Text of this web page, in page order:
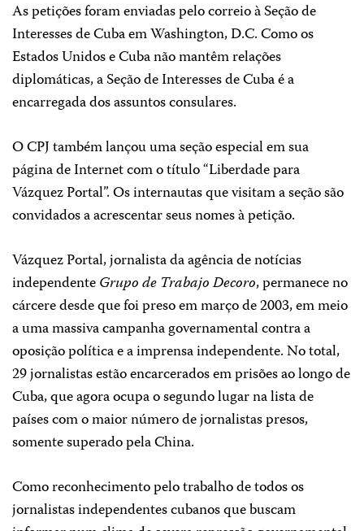
As petições foram enviadas pelo correio à Seção de
Interesses de Cuba em Washington, D.C. Como os
Estados Unidos e Cuba não mantêm relações
diplomáticas, a Seção de Interesses de Cuba é a
encarregada dos assuntos consulares.
O CPJ também lançou uma seção especial em sua
página de Internet com o título “Liberdade para
Vázquez Portal”. Os internautas que visitam a seção são
convidados a acrescentar seus nomes à petição.
Vázquez Portal, jornalista da agência de notícias
independenteGrupo de Trabajo Decoro, permanece no
cárcere desde que foi preso em março de 2003, em meio
a uma massiva campanha governamental contra a
oposição política e a imprensa independente. No total,
29 jornalistas estão encarcerados em prisões ao longo de
Cuba, que agora ocupa o segundo lugar na lista de
países com o maior número de jornalistas presos,
somente superado pela China.
Como reconhecimento pelo trabalho de todos os
jornalistas independentes cubanos que buscam